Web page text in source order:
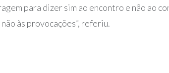
para dizer sim ao encontro e não ao
às provocações”, referiu.